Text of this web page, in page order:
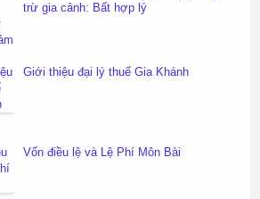
trừ gia cảnh: Bất hợp lý
Giới thiệu đại lý thuế Gia Khánh
Vốn điều lệ và Lệ Phí Môn Bài